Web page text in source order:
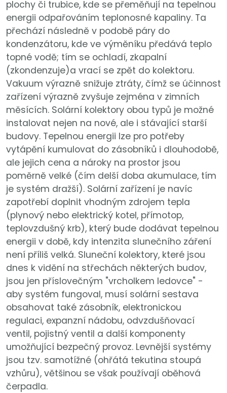
plochy či trubice, kde se přeměňují na tepelnou
energii odpařováním teplonosné kapaliny. Ta
přechází následně v podobě páry do
kondenzátoru, kde ve výměníku předává teplo
topné vodě; tím se ochladí, zkapalní
(zkondenzuje)a vrací se zpět do kolektoru.
Vakuum výrazně snižuje ztráty, čímž se účinnost
zařízení výrazně zvyšuje zejména v zimních
měsících. Solární kolektory obou typů je možné
instalovat nejen na nové, ale i stávající starší
budovy. Tepelnou energii lze pro potřeby
vytápění kumulovat do zásobníků i dlouhodobě,
ale jejich cena a nároky na prostor jsou
poměrně velké (čím delší doba akumulace, tím
je systém dražší). Solární zařízení je navíc
zapotřebí doplnit vhodným zdrojem tepla
(plynový nebo elektrický kotel, přímotop,
teplovzdušný krb), který bude dodávat tepelnou
energii v době, kdy intenzita slunečního záření
není příliš velká. Sluneční kolektory, které jsou
dnes k vidění na střechách některých budov,
jsou jen příslovečným "vrcholkem ledovce" -
aby systém fungoval, musí solární sestava
obsahovat také zásobník, elektronickou
regulaci, expanzní nádobu, odvzdušňovací
ventil, pojistný ventil a další komponenty
umožňující bezpečný provoz. Levnější systémy
jsou tzv. samotížné (ohřátá tekutina stoupá
vzhůru), většinou se však používají oběhová
čerpadla.